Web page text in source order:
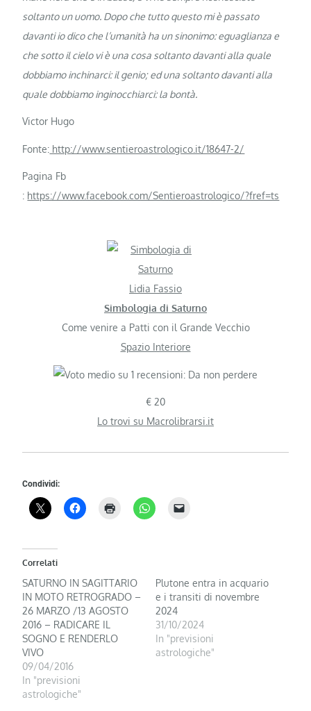
soltanto un uomo. Dopo che tutto questo mi è passato
davanti io dico che l’umanità ha un sinonimo: eguaglianza e
che sotto il cielo vi è una cosa soltanto davanti alla quale
dobbiamo inchinarci: il genio; ed una soltanto davanti alla
quale dobbiamo inginocchiarci: la bontà.
Victor Hugo
Fonte: http://www.sentieroastrologico.it/18647-2/
Pagina Fb
: https://www.facebook.com/Sentieroastrologico/?fref=ts
Lidia Fassio
Simbologia di Saturno
Come venire a Patti con il Grande Vecchio
Spazio Interiore
€ 20
Lo trovi su Macrolibrarsi.it
Condividi:
Correlati
SATURNO IN SAGITTARIO
IN MOTO RETROGRADO –
26 MARZO /13 AGOSTO
2016 – RADICARE IL
SOGNO E RENDERLO
VIVO
09/04/2016
In "previsioni
astrologiche"
Plutone entra in acquario
e i transiti di novembre
2024
31/10/2024
In "previsioni
astrologiche"